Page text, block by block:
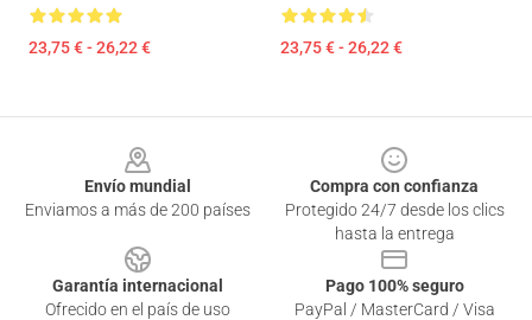
23,75 € - 26,22 € 23,75 € - 26,22 €
Envío mundial
Enviamos a más de 200 países
Compra con confianza
Protegido 24/7 desde los clics
hasta la entrega
Garantía internacional
Ofrecido en el país de uso
Pago 100% seguro
PayPal / MasterCard / Visa